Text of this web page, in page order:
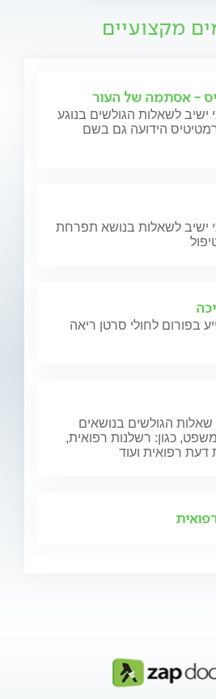
מקצועיים
- אסתמה של העור
ישיב לשאלות הגולשים בנוגע
הידועה גם בשם
ישיב לשאלות בנושא תפרחת
בפורום לחולי סרטן ריאה
שאלות הגולשים בנושאים
כגון: רשלנות רפואית,
דעת רפואית ועוד